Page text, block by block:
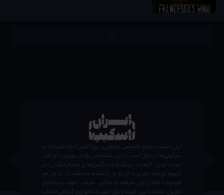
ایران اسکیپ مرجع تخصصی معرفی و رزرو آنلاین انواع تفریحات و
سرگرمی‌ها در ایران است. در این پلتفرم می‌توانید بهترین اتاق فرار،
سینما ترس، گیم‌نت، بردگیم و سرگرمی‌های هیجان‌انگیز را در
شهرهای مختلف پیدا کرده و با مشاهده اطلاعات کامل هر
مجموعه شامل ژانر، موقعیت مکانی، قیمت، ظرفیت و امتیاز
کاربران، مناسب‌ترین گزینه را برای تفریحات فردی و گروهی انتخاب